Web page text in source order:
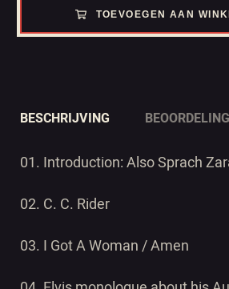
TOEVOEGEN AAN
BESCHRIJVING
01. Introduction: Also Sprach
02. C. C. Rider
03. I Got A Woman / Amen